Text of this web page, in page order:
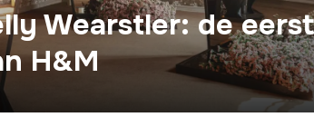
Wearstler: de
H&M